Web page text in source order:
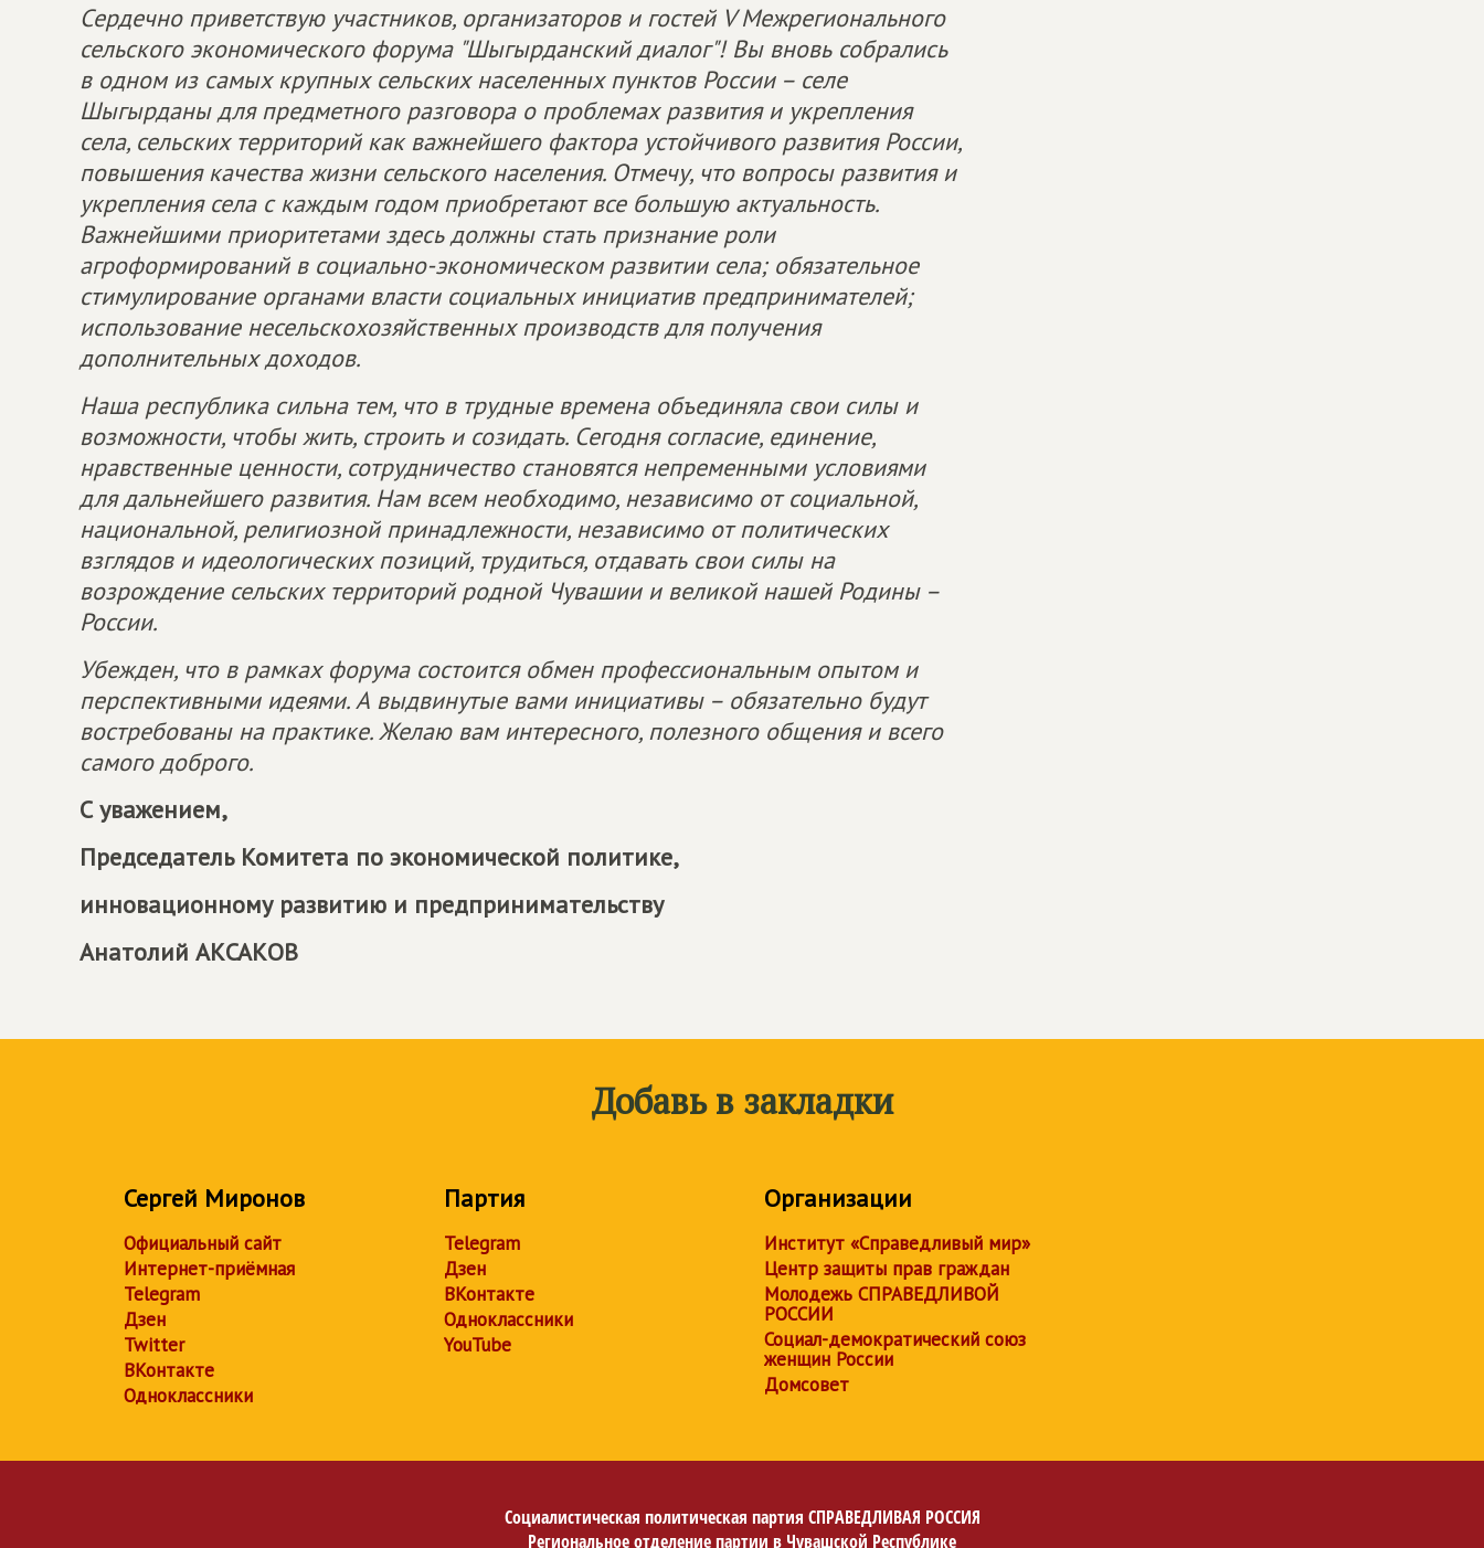
Сердечно приветствую участников, организаторов и гостей V Межрегионального
сельского экономического форума "Шыгырданский диалог"! Вы вновь собрались
в одном из самых крупных сельских населенных пунктов России – селе
Шыгырданы для предметного разговора о проблемах развития и укрепления
села, сельских территорий как важнейшего фактора устойчивого развития России,
повышения качества жизни сельского населения. Отмечу, что вопросы развития и
укрепления села с каждым годом приобретают все большую актуальность.
Важнейшими приоритетами здесь должны стать признание роли
агроформирований в социально-экономическом развитии села; обязательное
стимулирование органами власти социальных инициатив предпринимателей;
использование несельскохозяйственных производств для получения
дополнительных доходов.
Наша республика сильна тем, что в трудные времена объединяла свои силы и
возможности, чтобы жить, строить и созидать. Сегодня согласие, единение,
нравственные ценности, сотрудничество становятся непременными условиями
для дальнейшего развития. Нам всем необходимо, независимо от социальной,
национальной, религиозной принадлежности, независимо от политических
взглядов и идеологических позиций, трудиться, отдавать свои силы на
возрождение сельских территорий родной Чувашии и великой нашей Родины –
России.
Убежден, что в рамках форума состоится обмен профессиональным опытом и
перспективными идеями. А выдвинутые вами инициативы – обязательно будут
востребованы на практике. Желаю вам интересного, полезного общения и всего
самого доброго.
С уважением,
Председатель Комитета по экономической политике,
инновационному развитию и предпринимательству
Анатолий АКСАКОВ
Добавь в закладки
Сергей Миронов
Официальный сайт
Интернет-приёмная
Telegram
Дзен
Twitter
ВКонтакте
Одноклассники
Партия
Telegram
Дзен
ВКонтакте
Одноклассники
YouTube
Организации
Институт «Справедливый мир»
Центр защиты прав граждан
Молодежь СПРАВЕДЛИВОЙ
РОССИИ
Социал-демократический союз
женщин России
Домсовет
Социалистическая политическая партия СПРАВЕДЛИВАЯ РОССИЯ
Региональное отделение партии в Чувашской Республике